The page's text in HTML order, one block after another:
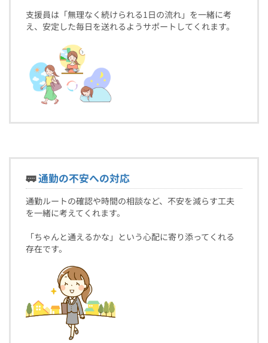
支援員は「無理なく続けられる1日の流れ」を一緒に考
え、安定した毎日を送れるようサポートしてくれます。
🚃通勤の不安への対応
通勤ルートの確認や時間の相談など、不安を減らす工夫
を一緒に考えてくれます。
「ちゃんと通えるかな」という心配に寄り添ってくれる
存在です。